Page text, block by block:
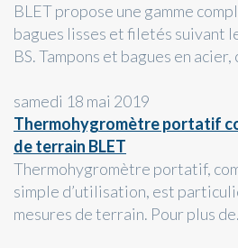
BLET propose une gamme
bagues lisses et filetés suivant
BS. Tampons et bagues en
samedi 18 mai 2019
Thermohygromètre portatif
de terrain BLET
Thermohygromètre portatif,
simple d’utilisation, est
mesures de terrain. Pour plus